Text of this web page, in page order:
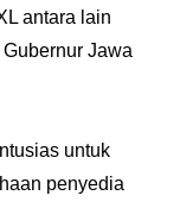
antara lain
Jawa
untuk
penyedia